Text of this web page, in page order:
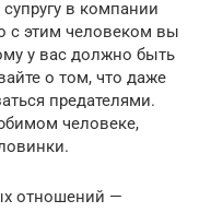
в компании
с этим человеком вы
у вас должно быть
о том, что даже
предателями.
человеке,
отношений —